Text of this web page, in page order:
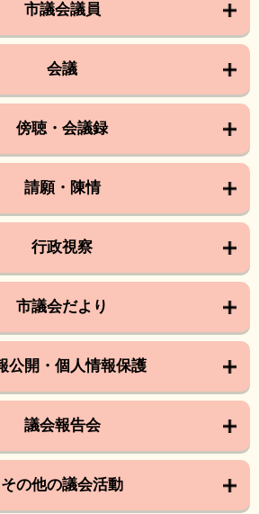
市議会議員
会議
傍聴・会議録
請願・陳情
行政視察
市議会だより
公開・個人情報保護
議会報告会
その他の議会活動